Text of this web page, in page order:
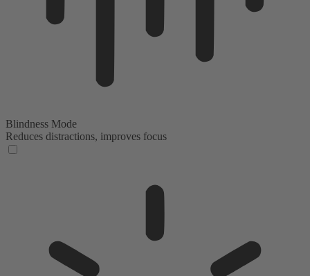
Blindness Mode
Reduces distractions, improves focus